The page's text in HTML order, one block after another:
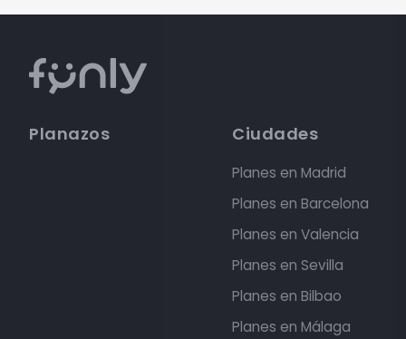
Planazos Ciudades
Planes en Madrid
Planes en Barcelona
Planes en Valencia
Planes en Sevilla
Planes en Bilbao
Planes en Málaga